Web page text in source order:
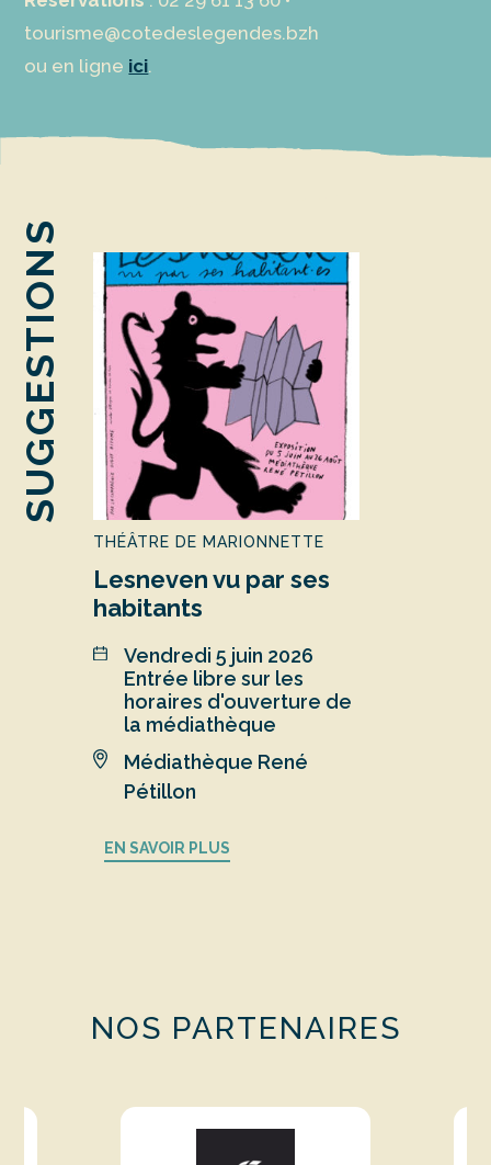
tourisme@cotedeslegendes.bzh
ou en ligne ici.
SUGGESTIONS
THÉÂTRE DE MARIONNETTE
Lesneven vu par ses
habitants
vendredi 5 juin 2026
Entrée libre sur les
horaires d'ouverture de
la médiathèque
Médiathèque René
Pétillon
EN SAVOIR PLUS
NOS PARTENAIRES